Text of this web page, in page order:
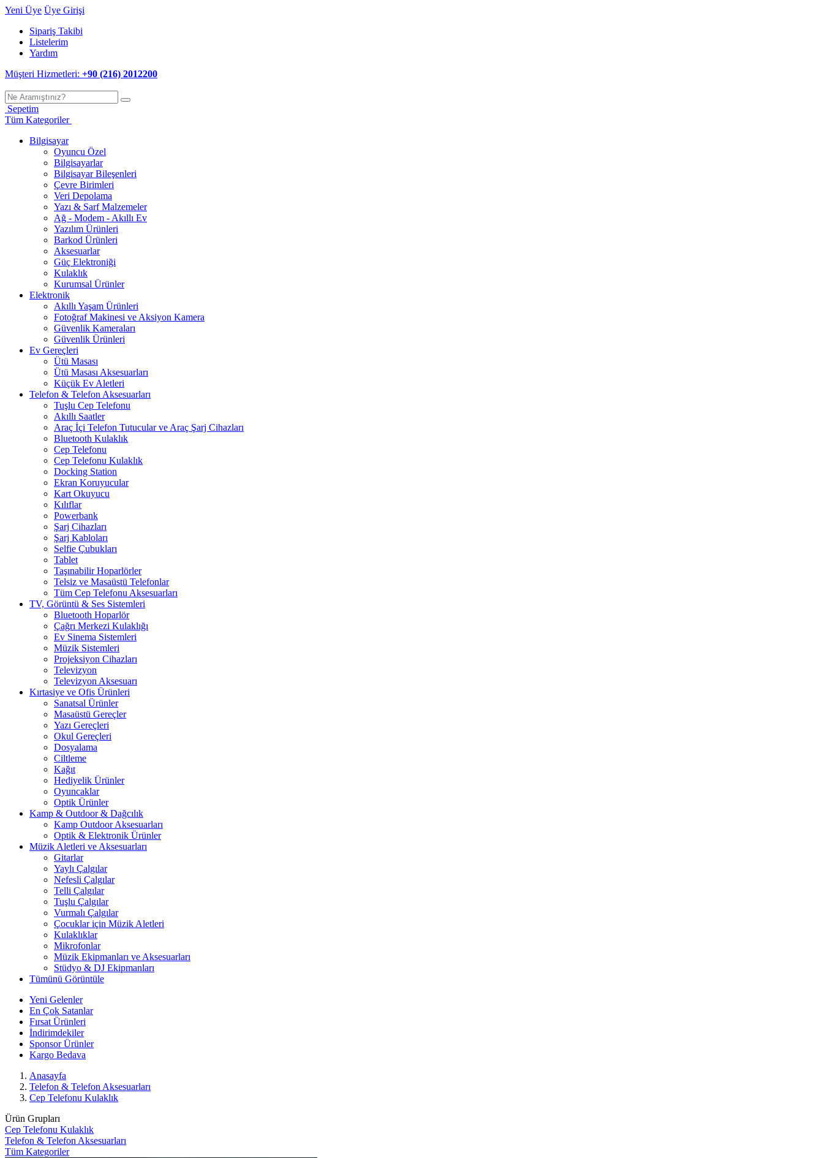
Yeni Üye Üye Girişi
Sipariş Takibi
Listelerim
Yardım
Müşteri Hizmetleri: +90 (216) 2012200
Sepetim
Tüm Kategoriler
Bilgisayar
Oyuncu Özel
Bilgisayarlar
Bilgisayar Bileşenleri
Çevre Birimleri
Veri Depolama
Yazı & Sarf Malzemeler
Ağ - Modem - Akıllı Ev
Yazılım Ürünleri
Barkod Ürünleri
Aksesuarlar
Güç Elektroniği
Kulaklık
Kurumsal Ürünler
Elektronik
Akıllı Yaşam Ürünleri
Fotoğraf Makinesi ve Aksiyon Kamera
Güvenlik Kameraları
Güvenlik Ürünleri
Ev Gereçleri
Ütü Masası
Ütü Masası Aksesuarları
Küçük Ev Aletleri
Telefon & Telefon Aksesuarları
Tuşlu Cep Telefonu
Akıllı Saatler
Araç İçi Telefon Tutucular ve Araç Şarj Cihazları
Bluetooth Kulaklık
Cep Telefonu
Cep Telefonu Kulaklık
Docking Station
Ekran Koruyucular
Kart Okuyucu
Kılıflar
Powerbank
Şarj Cihazları
Şarj Kabloları
Selfie Çubukları
Tablet
Taşınabilir Hoparlörler
Telsiz ve Masaüstü Telefonlar
Tüm Cep Telefonu Aksesuarları
TV, Görüntü & Ses Sistemleri
Bluetooth Hoparlör
Çağrı Merkezi Kulaklığı
Ev Sinema Sistemleri
Müzik Sistemleri
Projeksiyon Cihazları
Televizyon
Televizyon Aksesuarı
Kırtasiye ve Ofis Ürünleri
Sanatsal Ürünler
Masaüstü Gereçler
Yazı Gereçleri
Okul Gereçleri
Dosyalama
Ciltleme
Kağıt
Hediyelik Ürünler
Oyuncaklar
Optik Ürünler
Kamp & Outdoor & Dağcılık
Kamp Outdoor Aksesuarları
Optik & Elektronik Ürünler
Müzik Aletleri ve Aksesuarları
Gitarlar
Yaylı Çalgılar
Nefesli Çalgılar
Telli Çalgılar
Tuşlu Çalgılar
Vurmalı Çalgılar
Çocuklar için Müzik Aletleri
Kulaklıklar
Mikrofonlar
Müzik Ekipmanları ve Aksesuarları
Stüdyo & DJ Ekipmanları
Tümünü Görüntüle
Yeni Gelenler
En Çok Satanlar
Fırsat Ürünleri
İndirimdekiler
Sponsor Ürünler
Kargo Bedava
Anasayfa
Telefon & Telefon Aksesuarları
Cep Telefonu Kulaklık
Ürün Grupları
Cep Telefonu Kulaklık
Telefon & Telefon Aksesuarları
Tüm Kategoriler